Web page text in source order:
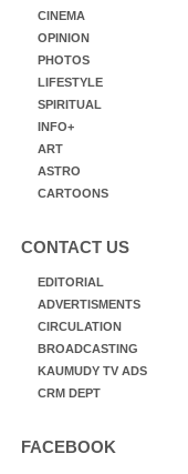
CINEMA
OPINION
PHOTOS
LIFESTYLE
SPIRITUAL
INFO+
ART
ASTRO
CARTOONS
CONTACT US
EDITORIAL
ADVERTISMENTS
CIRCULATION
BROADCASTING
KAUMUDY TV ADS
CRM DEPT
FACEBOOK